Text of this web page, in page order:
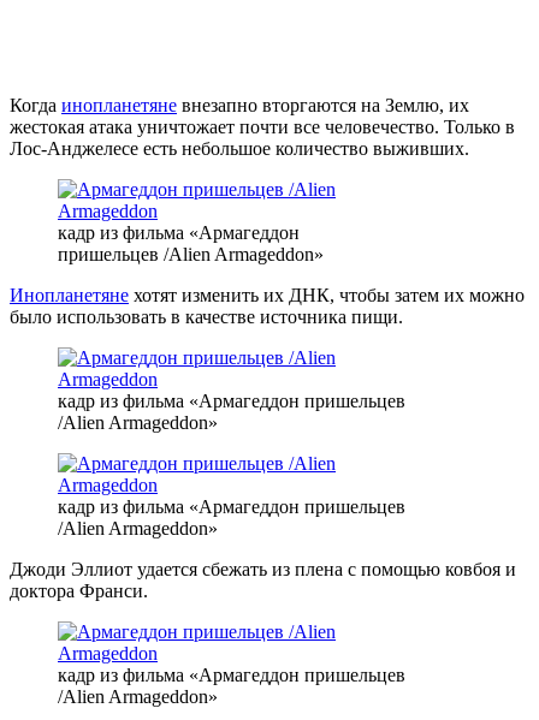
Когда инопланетяне внезапно вторгаются на Землю, их
жестокая атака уничтожает почти все человечество. Только в
Лос-Анджелесе есть небольшое количество выживших.
кадр из фильма «Армагеддон
пришельцев /Alien Armageddon»
Инопланетяне хотят изменить их ДНК, чтобы затем их можно
было использовать в качестве источника пищи.
кадр из фильма «Армагеддон пришельцев
/Alien Armageddon»
кадр из фильма «Армагеддон пришельцев
/Alien Armageddon»
Джоди Эллиот удается сбежать из плена с помощью ковбоя и
доктора Франси.
кадр из фильма «Армагеддон пришельцев
/Alien Armageddon»